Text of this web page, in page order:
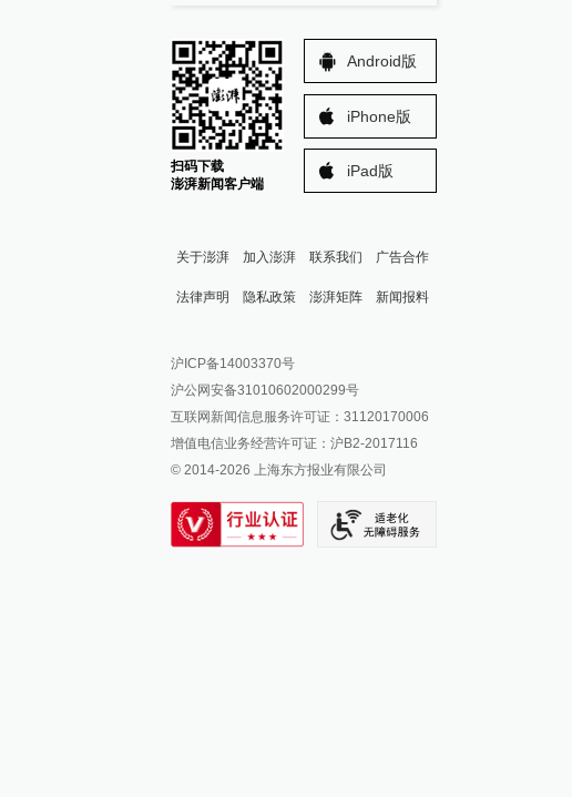
扫码下载
澎湃新闻客户端
Android版
iPhone版
iPad版
关于澎湃 加入澎湃 联系我们 广告合作
法律声明 隐私政策 澎湃矩阵
澎湃新闻公众号
澎湃新闻抖音号
派生万物开放平台
IP SHANGHAI
SIXTH TONE
新闻报料
报料邮箱: news@thepaper.cn
沪ICP备14003370号
沪公网安备31010602000299号
互联网新闻信息服务许可证：31120170006
增值电信业务经营许可证：沪B2-2017116
© 2014-2026 上海东方报业有限公司